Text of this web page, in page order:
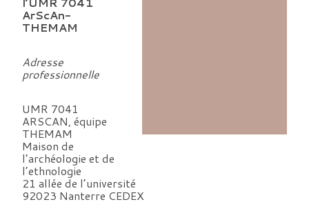
ArScAn-
THEMAM
Adresse
professionnelle
UMR 7041
ARSCAN, équipe
THEMAM
Maison de
l’archéologie et de
l’ethnologie
21 allée de l’université
92023 Nanterre CEDEX